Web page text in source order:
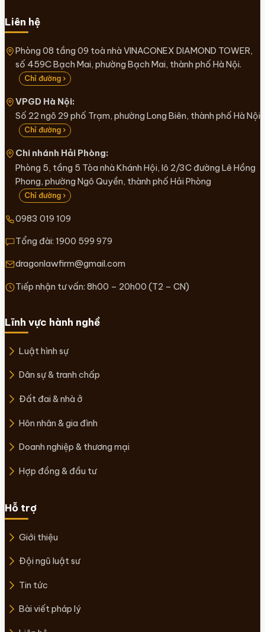
Liên hệ
Phòng 08 tầng 09 toà nhà VINACONEX DIAMOND TOWER,
số 459C Bạch Mai, phường Bạch Mai, thành phố Hà Nội.
Chỉ đường ›
VPGD Hà Nội:
Số 22 ngõ 29 phố Trạm, phường Long Biên, thành phố Hà Nội
Chỉ đường ›
Chi nhánh Hải Phòng:
Phòng 5, tầng 5 Tòa nhà Khánh Hội, lô 2/3C đường Lê Hồng
Phong, phường Ngô Quyền, thành phố Hải Phòng
Chỉ đường ›
0983 019 109
Tổng đài: 1900 599 979
dragonlawfirm@gmail.com
Tiếp nhận tư vấn: 8h00 – 20h00 (T2 – CN)
Lĩnh vực hành nghề
Luật hình sự
Dân sự & tranh chấp
Đất đai & nhà ở
Hôn nhân & gia đình
Doanh nghiệp & thương mại
Hợp đồng & đầu tư
Hỗ trợ
Giới thiệu
Đội ngũ luật sư
Tin tức
Bài viết pháp lý